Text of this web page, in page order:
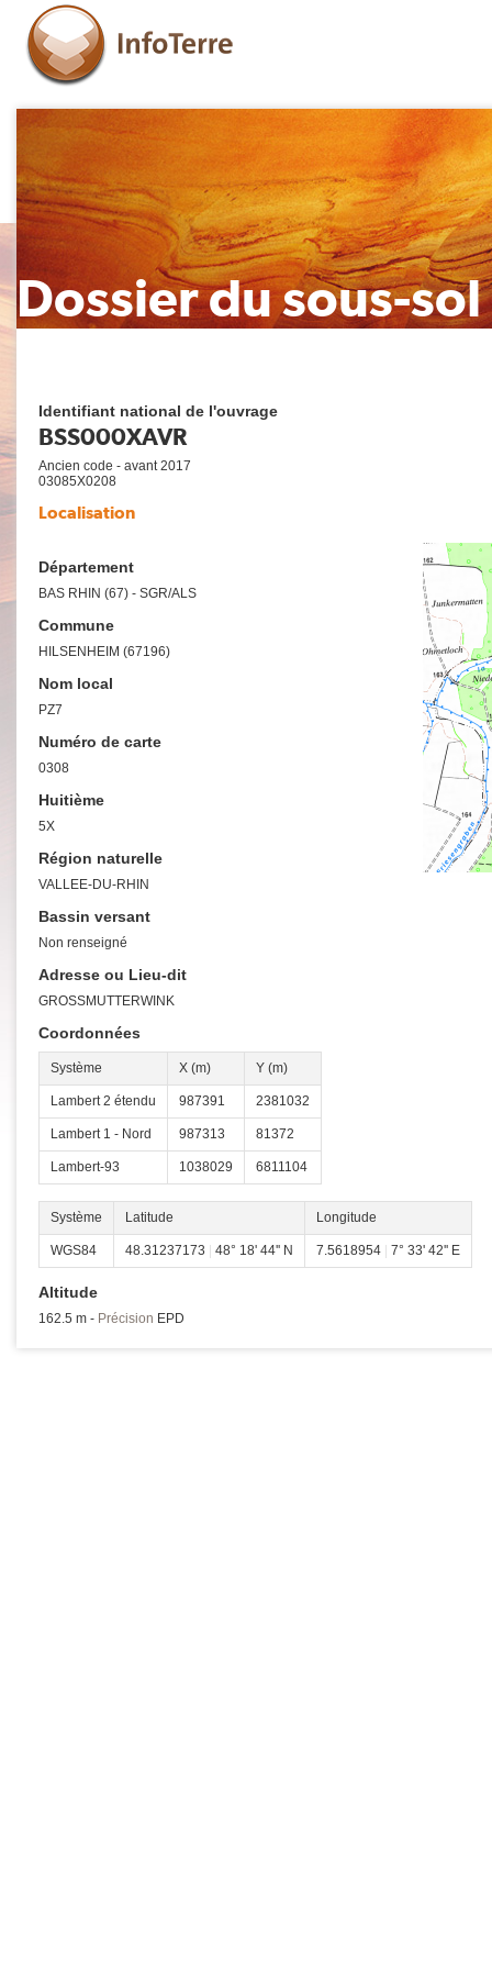
Dossier du sous-sol
Identifiant national de l'ouvrage
BSS000XAVR
Ancien code - avant 2017
03085X0208
Localisation
Département
BAS RHIN (67) - SGR/ALS
Commune
HILSENHEIM (67196)
Nom local
PZ7
Numéro de carte
0308
Huitième
5X
Région naturelle
VALLEE-DU-RHIN
Bassin versant
Non renseigné
Adresse ou Lieu-dit
GROSSMUTTERWINK
Coordonnées
Système X (m) Y (m)
Lambert 2 étendu 987391 2381032
Lambert 1 - Nord 987313 81372
Lambert-93 1038029 6811104
Système Latitude Longitude
WGS84 48.31237173 48° 18' 44'' N 7.5618954 7° 33' 42'' E
Altitude
162.5 m - Précision EPD